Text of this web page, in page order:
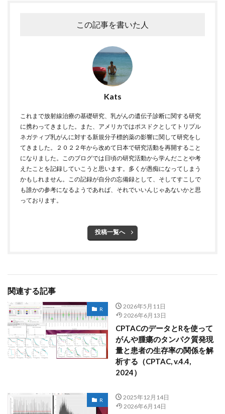
この記事を書いた人
Kats
これまで放射線治療の基礎研究、乳がんの遺伝子診断に関する研究
に携わってきました。また、アメリカではポスドクとしてトリプル
ネガティブ乳がんに対する新規分子標的薬の影響に関して研究をし
てきました。２０２２年から改めて日本で研究活動を再開すること
になりました。このブログでは日頃の研究活動から学んだことや考
えたことを記録していこうと思います。多くが愚痴になってしまう
かもしれません。この記録が自分の忘備録として、そしてすこしで
も誰かの参考になるようであれば、それでいいんじゃあないかと思
っております。
投稿一覧へ
関連する記事
R
2026年5月11日
2026年6月13日
CPTACのデータとRを使って
がんや腫瘍のタンパク質発現
量と患者の生存率の関係を解
析する（CPTAC, v.4.4,
2024）
R
2025年12月14日
2026年6月14日